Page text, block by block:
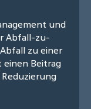
und
Abfall-zu-
zu einer
einen Beitrag